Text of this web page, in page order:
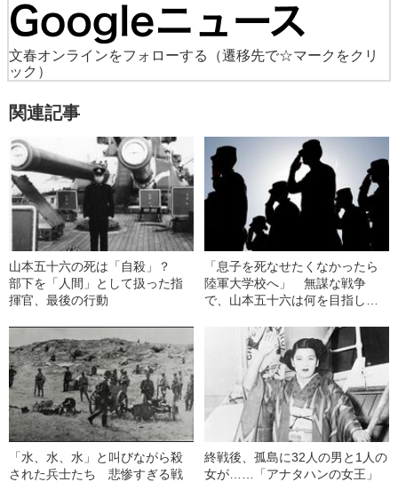
文春オンラインをフォローする
（遷移先で☆マークをクリ
ック）
関連記事
山本五十六の死は「自殺」？
部下を「人間」として扱った指
揮官、最後の行動
「息子を死なせたくなかったら
陸軍大学校へ」 無謀な戦争
で、山本五十六は何を目指した
「水、水、水」と叫びながら殺
された兵士たち 悲惨すぎる戦
終戦後、孤島に32人の男と1人の
女が……「アナタハンの女王」